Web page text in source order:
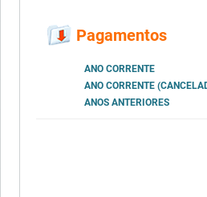
Pagamentos
ANO CORRENTE
ANO CORRENTE
ANOS ANTERIORES